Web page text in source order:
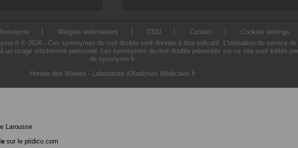
Antonyme Widgets webmasters CGU Contact
Cookies settings
© 2026 - Ces synonymes du mot double sont donnés à titre indicatif. L'utilisation du service de
un usage strictement personnel. Les synonymes du mot double présentés sur ce site sont édités
de synonymo.fr
Horaire des Marées - Laboratoire d'Analyses Médicales.fr
Larousse
sur le ptidico.com